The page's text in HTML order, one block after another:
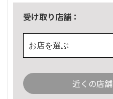
受け取り店舗：
お店を選ぶ
近くの店